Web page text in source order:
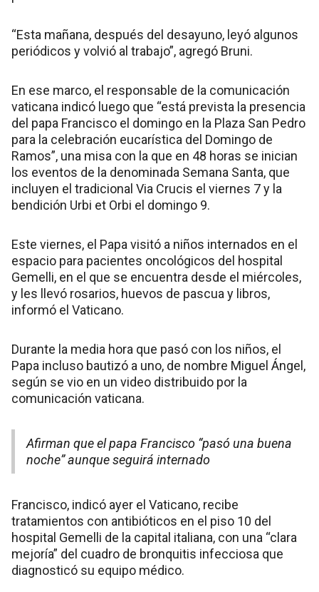
“Esta mañana, después del desayuno, leyó algunos
periódicos y volvió al trabajo”, agregó Bruni.
En ese marco, el responsable de la comunicación
vaticana indicó luego que “está prevista la presencia
del papa Francisco el domingo en la Plaza San Pedro
para la celebración eucarística del Domingo de
Ramos”, una misa con la que en 48 horas se inician
los eventos de la denominada Semana Santa, que
incluyen el tradicional Via Crucis el viernes 7 y la
bendición Urbi et Orbi el domingo 9.
Este viernes, el Papa visitó a niños internados en el
espacio para pacientes oncológicos del hospital
Gemelli, en el que se encuentra desde el miércoles,
y les llevó rosarios, huevos de pascua y libros,
informó el Vaticano.
Durante la media hora que pasó con los niños, el
Papa incluso bautizó a uno, de nombre Miguel Ángel,
según se vio en un video distribuido por la
comunicación vaticana.
Afirman que el papa Francisco “pasó una buena
noche” aunque seguirá internado
Francisco, indicó ayer el Vaticano, recibe
tratamientos con antibióticos en el piso 10 del
hospital Gemelli de la capital italiana, con una “clara
mejoría” del cuadro de bronquitis infecciosa que
diagnosticó su equipo médico.